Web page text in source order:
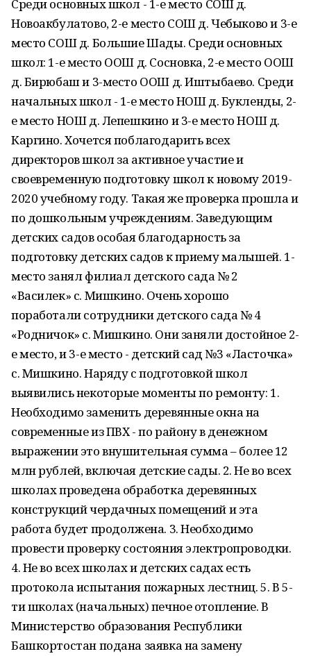
Среди основных школ - 1-е место СОШ д.
Новоакбулатово, 2-е место СОШ д. Чебыково и 3-е
место СОШ д. Большие Шады. Среди основных
школ: 1-е место ООШ д. Сосновка, 2-е место ООШ
д. Бирюбаш и 3-место ООШ д. Иштыбаево. Среди
начальных школ - 1-е место НОШ д. Букленды, 2-
е место НОШ д. Лепешкино и 3-е место НОШ д.
Каргино. Хочется поблагодарить всех
директоров школ за активное участие и
своевременную подготовку школ к новому 2019-
2020 учебному году. Такая же проверка прошла и
по дошкольным учреждениям. Заведующим
детских садов особая благодарность за
подготовку детских садов к приему малышей. 1-
место занял филиал детского сада № 2
«Василек» с. Мишкино. Очень хорошо
поработали сотрудники детского сада № 4
«Родничок» с. Мишкино. Они заняли достойное 2-
е место, и 3-е место - детский сад №3 «Ласточка»
с. Мишкино. Наряду с подготовкой школ
выявились некоторые моменты по ремонту: 1.
Необходимо заменить деревянные окна на
современные из ПВХ - по району в денежном
выражении это внушительная сумма – более 12
млн рублей, включая детские сады. 2. Не во всех
школах проведена обработка деревянных
конструкций чердачных помещений и эта
работа будет продолжена. 3. Необходимо
провести проверку состояния электропроводки.
4. Не во всех школах и детских садах есть
протокола испытания пожарных лестниц. 5. В 5-
ти школах (начальных) печное отопление. В
Министерство образования Республики
Башкортостан подана заявка на замену